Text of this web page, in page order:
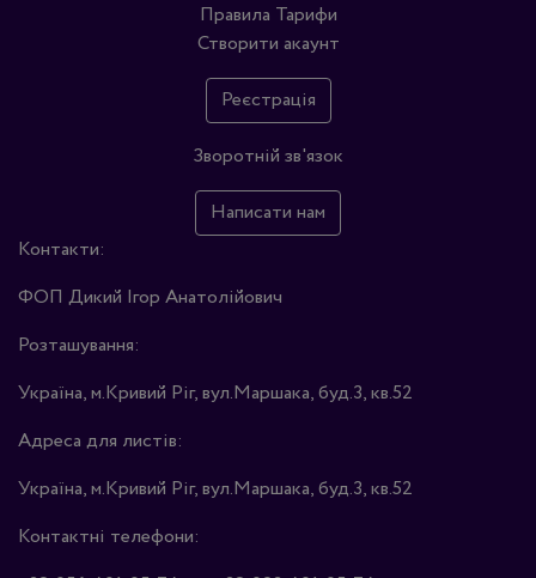
Правила Тарифи
Створити акаунт
Реєстрація
Зворотній зв'язок
Написати нам
Контакти:
ФОП Дикий Ігор Анатолійович
Розташування:
Україна, м.Кривий Ріг, вул.Маршака, буд.3, кв.52
Адреса для листів:
Україна, м.Кривий Ріг, вул.Маршака, буд.3, кв.52
Контактні телефони: